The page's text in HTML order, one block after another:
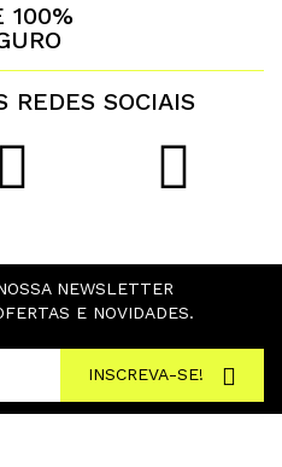
100%
REDES SOCIAIS
NEWSLETTER
E NOVIDADES.
INSCREVA-SE!